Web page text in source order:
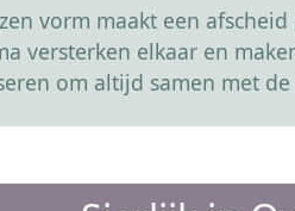
vorm maakt een
versterken elkaar en
om altijd samen met